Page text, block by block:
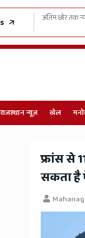
मॉडल: सीएम भजनलाल की
राजस्थान न्यूज़ खेल
​फ्रांस से
सकता है